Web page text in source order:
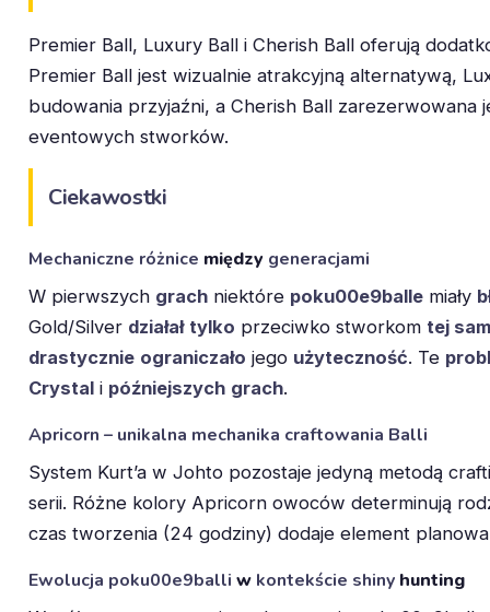
Premier Ball, Luxury Ball i Cherish Ball oferują
Premier Ball jest wizualnie atrakcyjną alternatywą,
budowania przyjaźni, a Cherish Ball zarezerwowana
eventowych stworków.
Ciekawostki
Mechaniczne różnice między generacjami
W pierwszych grach niektóre poku00e9balle miały
Gold/Silver działał tylko przeciwko stworkom tej
drastycznie ograniczało jego użyteczność. Te
Crystal i późniejszych grach.
Apricorn – unikalna mechanika craftowania Balli
System Kurt’a w Johto pozostaje jedyną metodą
serii. Różne kolory Apricorn owoców determinują
czas tworzenia (24 godziny) dodaje element
Ewolucja poku00e9balli w kontekście shiny hunting